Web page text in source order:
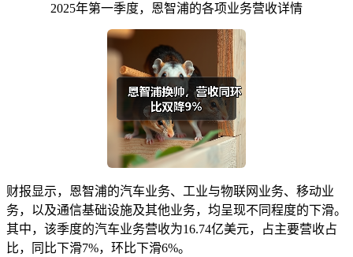
2025年第一季度，恩智浦的各项业务营收详情
财报显示，恩智浦的汽车业务、工业与物联网业务、移动业
务，以及通信基础设施及其他业务，均呈现不同程度的下滑。
其中，该季度的汽车业务营收为16.74亿美元，占主要营收占
比，同比下滑7%，环比下滑6%。